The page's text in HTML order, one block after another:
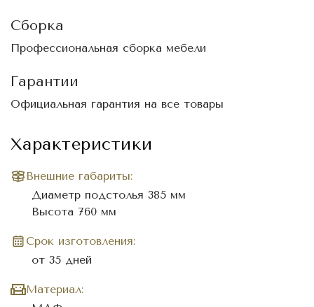
Сборка
Профессиональная сборка мебели
Гарантии
Официальная гарантия на все товары
Характеристики
Внешние габариты:
Диаметр подстолья 385 мм
Высота 760 мм
Cрок изготовления:
от 35 дней
Материал: